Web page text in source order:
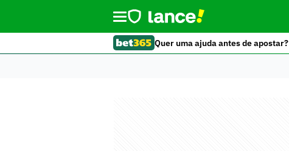
Quer uma ajuda antes de apostar?